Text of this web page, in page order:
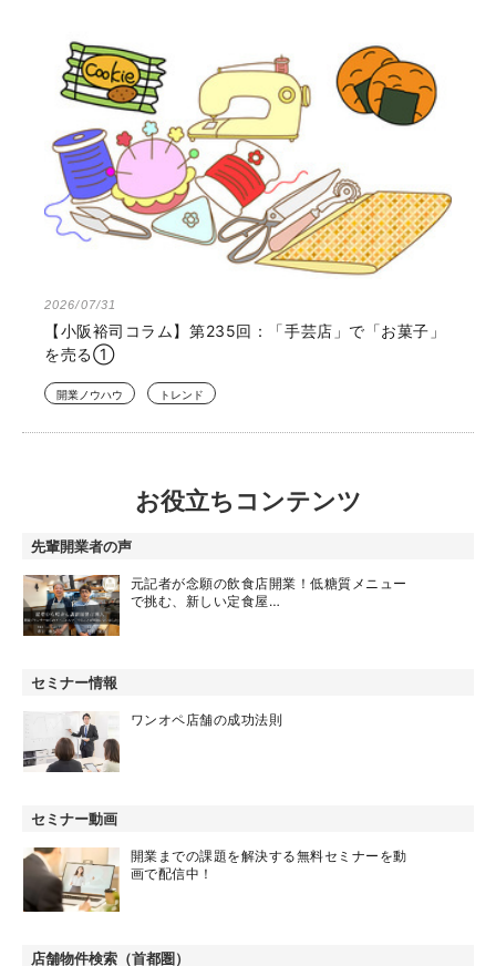
2026/07/31
【小阪裕司コラム】第235回：「手芸店」で「お菓子」
を売る①
開業ノウハウ トレンド
お役立ちコンテンツ
先輩開業者の声
元記者が念願の飲食店開業！低糖質メニュー
で挑む、新しい定食屋…
セミナー情報
ワンオペ店舗の成功法則
セミナー動画
開業までの課題を解決する無料セミナーを動
画で配信中！
店舗物件検索（首都圏）